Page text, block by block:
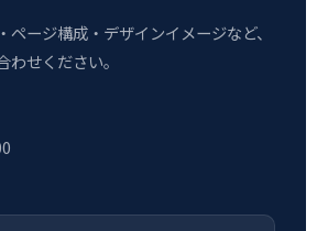
ページ構成・デザインイメージなど、
わせください。